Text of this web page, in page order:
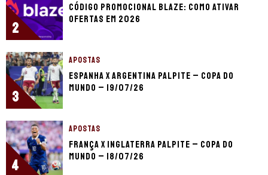
2
Código promocional Blaze: como ativar
ofertas em 2026
3
APOSTAS
Espanha x Argentina palpite – Copa do
Mundo – 19/07/26
4
APOSTAS
França x Inglaterra palpite – Copa do
Mundo – 18/07/26